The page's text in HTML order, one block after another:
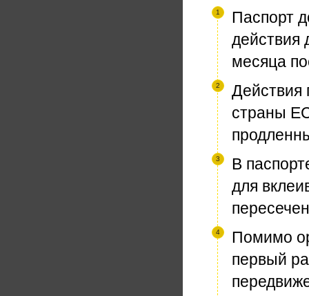
Паспорт
действия
месяца
Действия
страны
В
для
Помимо
первый